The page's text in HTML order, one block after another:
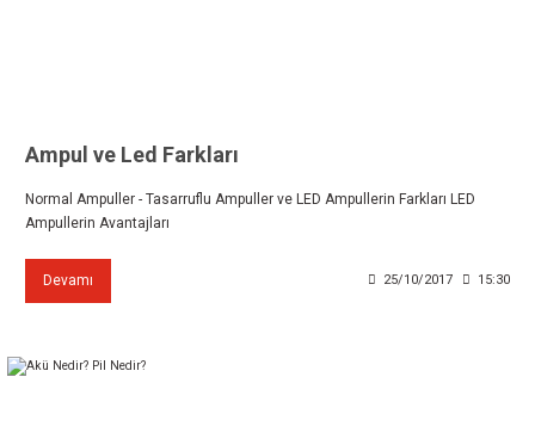
Ampul ve Led Farkları
Normal Ampuller - Tasarruflu Ampuller ve LED Ampullerin Farkları LED
Ampullerin Avantajları
Devamı 25/10/2017 15:30